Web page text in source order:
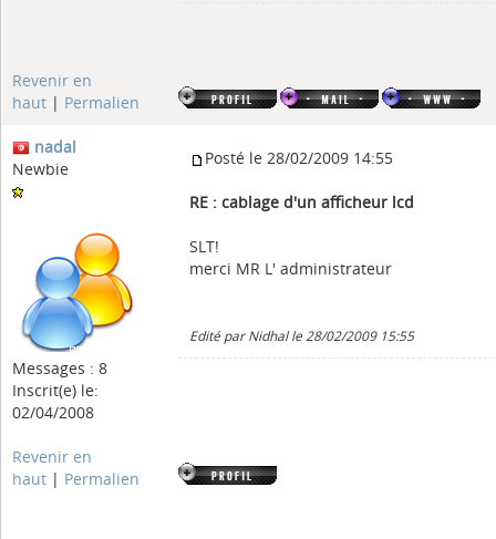
Revenir en
haut | Permalien
nadal
Newbie
Messages : 8
Inscrit(e) le:
02/04/2008
Posté le 28/02/2009 14:55
RE : cablage d'un afficheur lcd
SLT!
merci MR L' administrateur
Edité par Nidhal le 28/02/2009 15:55
Revenir en
haut | Permalien